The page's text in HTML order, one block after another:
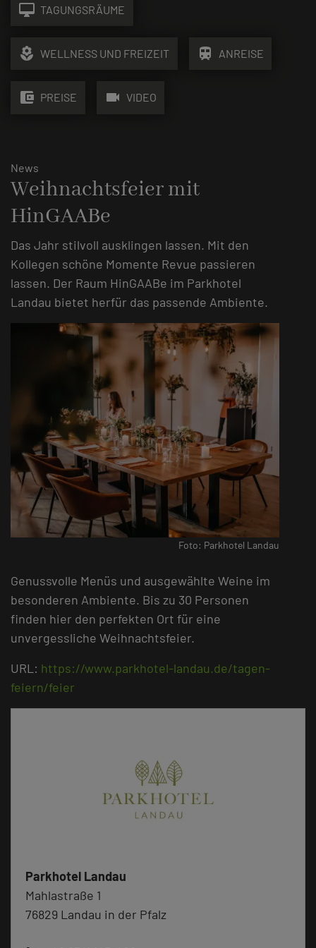
desktop_mac TAGUNGSRÄUME
local_florist WELLNESS UND FREIZEIT train ANREISE
account_balance_wallet PREISE videocam VIDEO
News
Weihnachtsfeier mit
HinGAABe
Das Jahr stilvoll ausklingen lassen. Mit den
Kollegen schöne Momente Revue passieren
lassen. Der Raum HinGAABe im Parkhotel
Landau bietet herfür das passende Ambiente.
Foto: Parkhotel Landau
Genussvolle Menüs und ausgewählte Weine im
besonderen Ambiente. Bis zu 30 Personen
finden hier den perfekten Ort für eine
unvergessliche Weihnachtsfeier.
URL: https://www.parkhotel-landau.de/tagen-
feiern/feier
Parkhotel Landau
Mahlastraße 1
76829 Landau in der Pfalz